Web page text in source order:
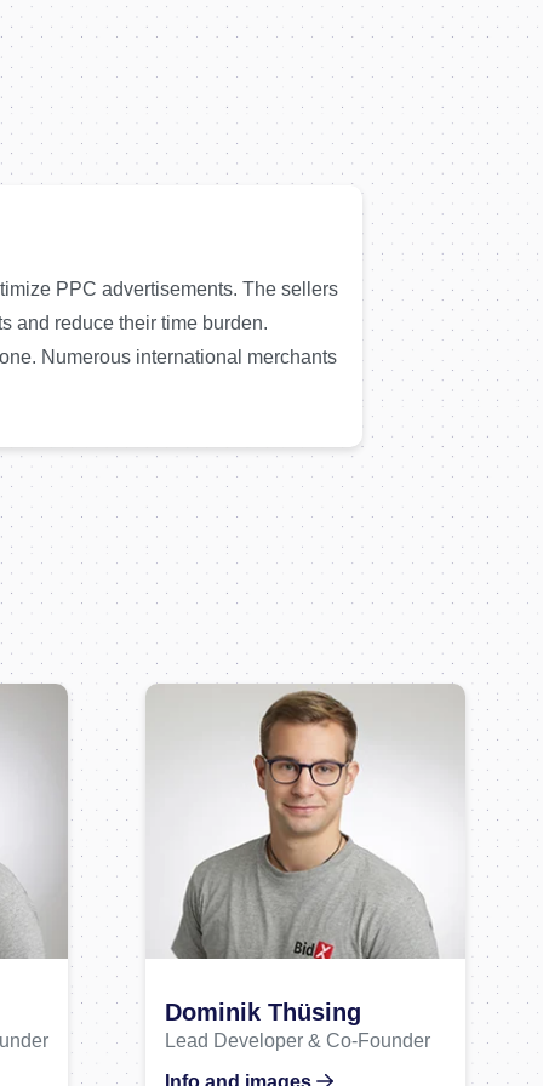
PPC advertisements. The sellers
and reduce their time burden.
Numerous international merchants
Dominik Thüsing
Lead Developer & Co-Founder